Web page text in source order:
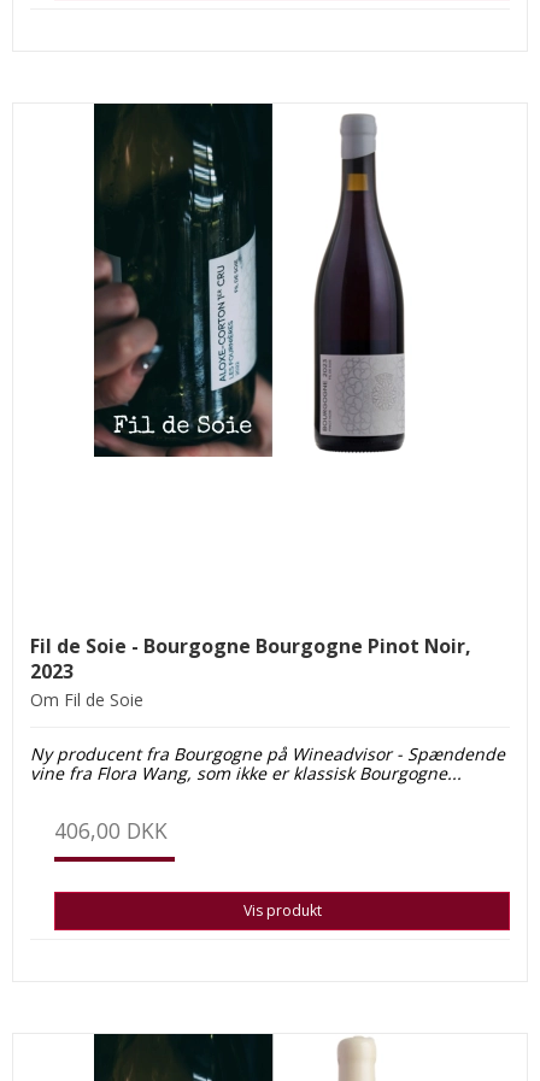
Fil de Soie - Bourgogne Bourgogne Pinot Noir,
2023
Om Fil de Soie
Ny producent fra Bourgogne på Wineadvisor - Spændende
vine fra Flora Wang, som ikke er klassisk Bourgogne...
406,00 DKK
Vis produkt